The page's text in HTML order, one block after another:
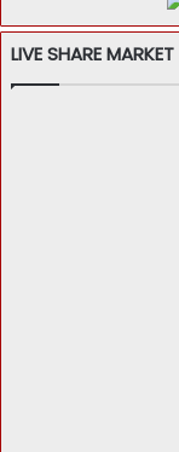
LIVE SHARE MARKET